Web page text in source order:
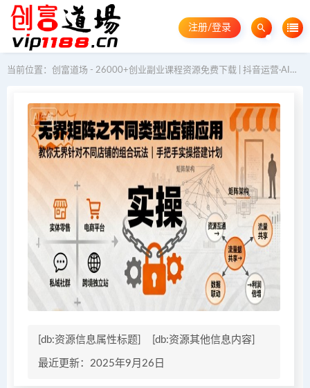
注册/登录
当前位置： 创富道场 - 26000+创业副业课程资源免费下载 | 抖音运营·AI教程·GEO优化
[db:资源信息属性标题] [db:资源其他信息内容]
最近更新：2025年9月26日